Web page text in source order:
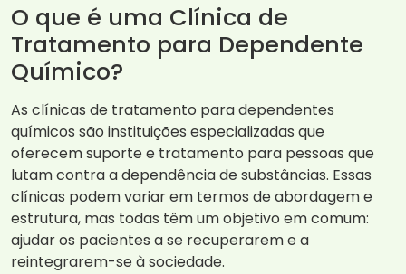
O que é uma Clínica de
Tratamento para Dependente
Químico?
As clínicas de tratamento para dependentes
químicos são instituições especializadas que
oferecem suporte e tratamento para pessoas que
lutam contra a dependência de substâncias. Essas
clínicas podem variar em termos de abordagem e
estrutura, mas todas têm um objetivo em comum:
ajudar os pacientes a se recuperarem e a
reintegrarem-se à sociedade.